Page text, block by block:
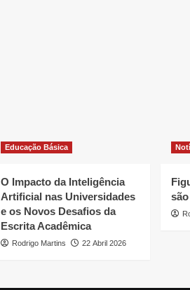
Educação Básica
O Impacto da Inteligência
Artificial nas Universidades
e os Novos Desafios da
Escrita Acadêmica
Rodrigo Martins 22 Abril 2026